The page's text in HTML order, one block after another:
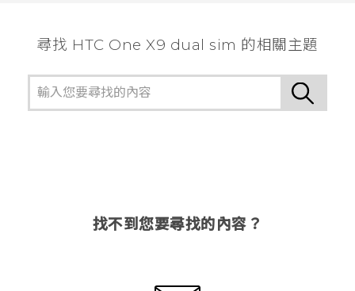
尋找 HTC One X9 dual sim 的相關主題
找不到您要尋找的內容？